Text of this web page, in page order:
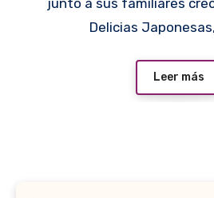
junto a sus familiares
Delicias
Leer más